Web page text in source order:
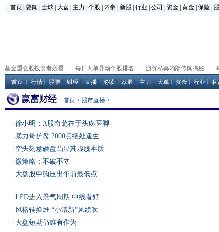
首页 要闻 全球 大盘 主力 个股 内参 新股 行业 公司 资金 黄金 保险
基金重仓股投资者必看 每日大单异动个股排名 游资私募内部传闻揭秘
首页
行情 股票 财经 直播 必读 荐股 主力 大单 资金 行业 私
首页 > 股市直播 >
·徐小明：A股奇葩在于头疼医脚
·暴力哥护盘 2000点绝处逢生
· 空头刻意砸盘凸显其虚脱本质
·微策略：不破不立
· 大盘股申购压出年前最低点
·LED进入景气周期 中线看好
· 风格转换难 “小清新”风续吹
· 大盘短期仍难有作为